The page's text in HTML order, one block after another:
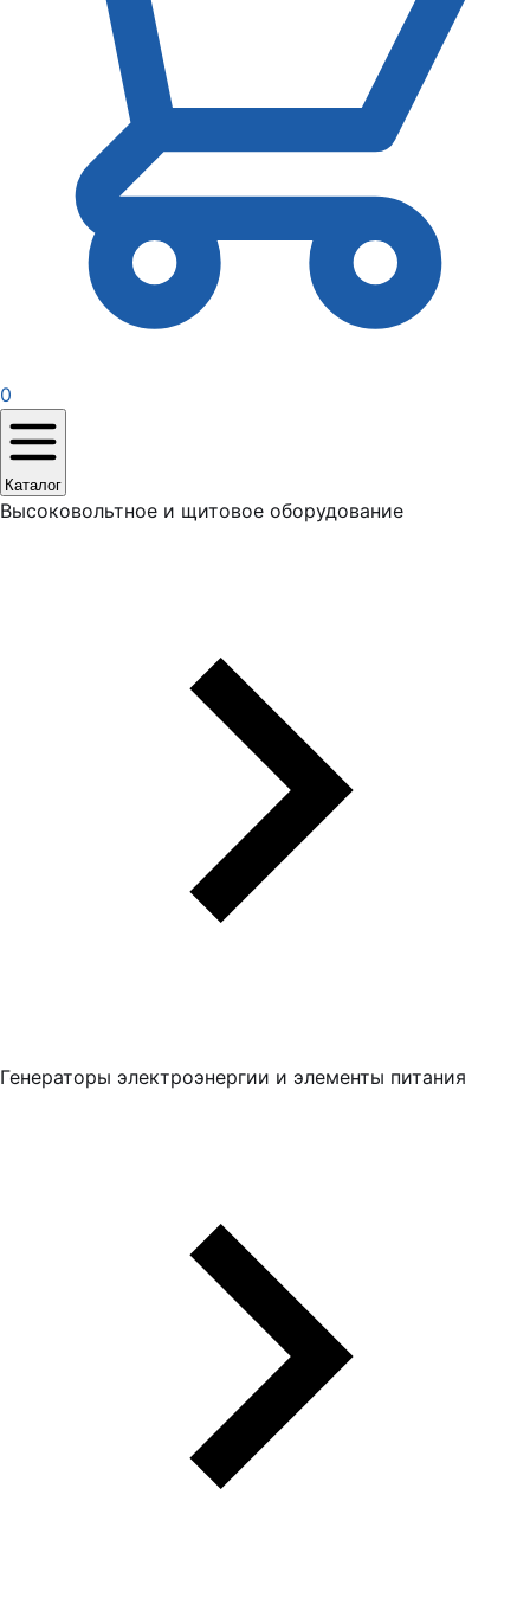
0
Каталог
Высоковольтное и щитовое оборудование
Генераторы электроэнергии и элементы питания